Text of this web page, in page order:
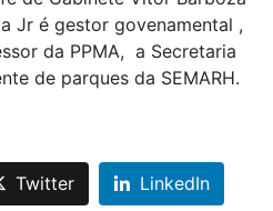
Jr é gestor govenamental ,
da PPMA, a Secretaria
de parques da SEMARH.
Twitter LinkedIn